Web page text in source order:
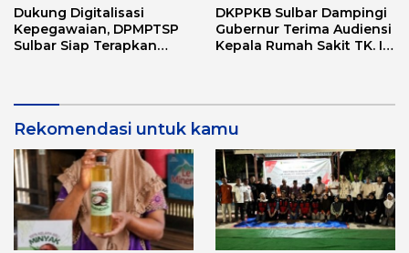
Dukung Digitalisasi
Kepegawaian, DPMPTSP
Sulbar Siap Terapkan
DKPPKB Sulbar Dampingi
Gubernur Terima Audiensi
Kepala Rumah Sakit TK. III
Rekomendasi untuk kamu